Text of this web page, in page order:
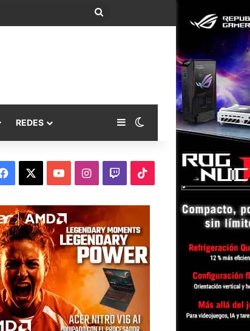
Buscar
REDES Barra lateral
Switch skin
Facebook YouTubeInstagram
TwitchTikTok